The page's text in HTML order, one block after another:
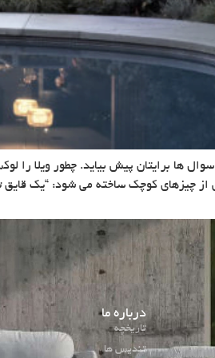
ها برایتان پیش بیاید. چطور ویلا
از چیزهای کوچک ساخته می شود: “یک
درباره ما
تاریخچه
تندیس ها